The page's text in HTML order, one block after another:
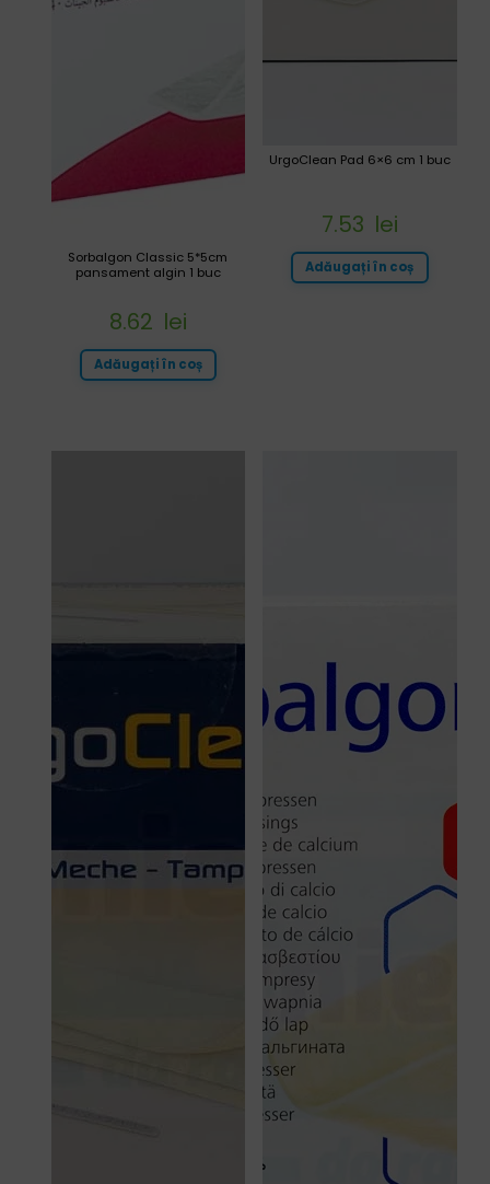
UrgoClean Pad 6×6 cm 1 buc
7.53 lei
Adăugați în coș
Sorbalgon Classic 5*5cm
pansament algin 1 buc
8.62 lei
Adăugați în coș